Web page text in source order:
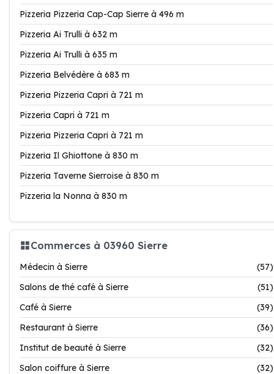
Pizzeria Pizzeria Cap-Cap Sierre à 496 m
Pizzeria Ai Trulli à 632 m
Pizzeria Ai Trulli à 635 m
Pizzeria Belvédère à 683 m
Pizzeria Pizzeria Capri à 721 m
Pizzeria Capri à 721 m
Pizzeria Pizzeria Capri à 721 m
Pizzeria Il Ghiottone à 830 m
Pizzeria Taverne Sierroise à 830 m
Pizzeria la Nonna à 830 m
Commerces à 03960 Sierre
Médecin à Sierre
(57)
Salons de thé café à Sierre
(51)
Café à Sierre
(39)
Restaurant à Sierre
(36)
Institut de beauté à Sierre
(32)
Salon coiffure à Sierre
(32)